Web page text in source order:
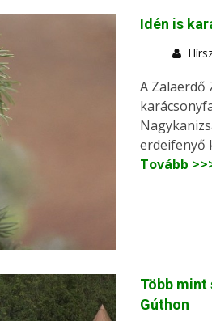
Idén is
A Zalaerdő
erdeifenyő
Tovább
Több
Gúthon